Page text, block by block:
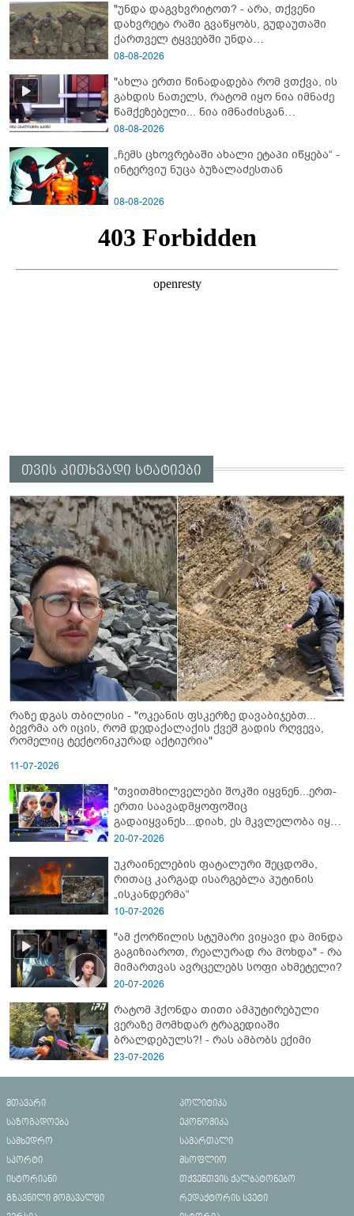
ავიწროებდა” - ეკა კუპატაძე
"უნდა დაგვხვრიტოთ? - არა, თქვენი
დახვრეტა რაში გვაწყობს, გუდაუთაში
ქართველ ტყვეებში უნდა
გადაგცვალოთ..."
08-08-2026
"ახლა ერთი წინადადება რომ ვთქვა, ის
გახდის ნათელს, რატომ იყო ნია იმნაძე
წამქეზებელი... ნია იმნაძისგან
გამოსული ინფორმაციაა ეს" - რას
08-08-2026
„ჩემს ცხოვრებაში ახალი ეტაპი იწყება“ -
ინტერვიუ ნუცა ბუზალაძესთან
08-08-2026
თვის კითხვადი სტატიები
რაზე დგას თბილისი - "ოკეანის ფსკერზე დავაბიჯებთ...
ბევრმა არ იცის, რომ დედაქალაქის ქვეშ გადის რღვევა,
რომელიც ტექტონიკურად აქტიურია"
11-07-2026
"თვითმხილველები შოკში იყვნენ...ერთ-
ერთი საავადმყოფოშიც
გადაიყვანეს...დიახ, ეს მკვლელობა იყო"
- გორში დატრიალებული ტრაგედიის
20-07-2026
უკრაინელების ფატალური შეცდომა,
რითაც კარგად ისარგებლა პუტინის
„ისკანდერმა“
10-07-2026
"ამ ქორწილის სტუმარი ვიყავი და მინდა
გაგიზიაროთ, რეალურად რა მოხდა" - რა
მიმართვას ავრცელებს სოფი ახმეტელი?
20-07-2026
რატომ ჰქონდა თითი ამპუტირებული
ვერაზე მომხდარ ტრაგედიაში
ბრალდებულს?! - რას ამბობს ექიმი
23-07-2026
მთავარი
პოლიტიკა
საზოგადოება
ეკონომიკა
სამხედრო
სამართალი
სპორტი
მსოფლიო
ისტორიანი
თქვენთვის ქალბატონებო
გზავნილი მომავალში
რედაქტორის სვეტი